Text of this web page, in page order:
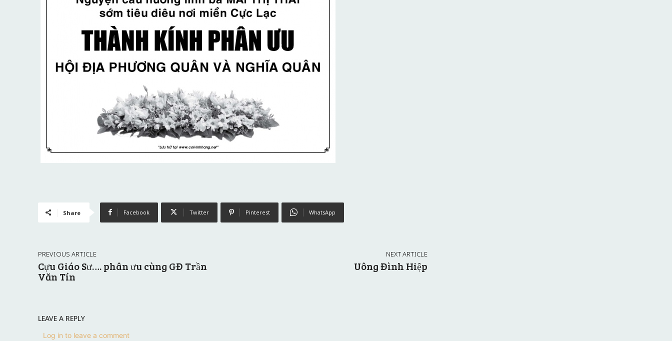
Share Facebook Twitter Pinterest WhatsApp
PREVIOUS ARTICLE
Cựu Giáo Sư…. phân ưu cùng GĐ Trần
Văn Tín
NEXT ARTICLE
Uông Đình Hiệp
LEAVE A REPLY
Log in to leave a comment